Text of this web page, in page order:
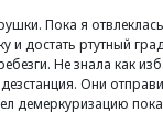
Пока я
и достать ртутный
Не знала как
Они
демеркуризацию